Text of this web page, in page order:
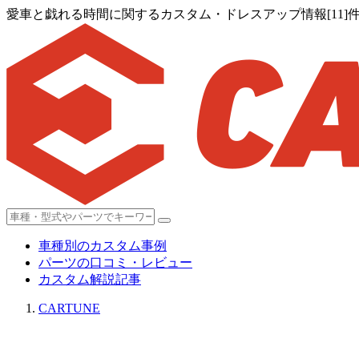
愛車と戯れる時間に関するカスタム・ドレスアップ情報[11]
車種別のカスタム事例
パーツの口コミ・レビュー
カスタム解説記事
CARTUNE